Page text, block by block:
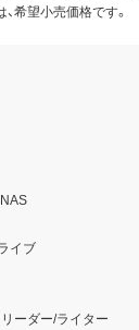
希望小売価格です。
イブ
ーダー/ライター